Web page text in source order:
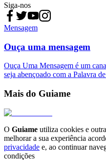
Siga-nos
Mensagem
Ouça uma mensagem
Ouça Uma Mensagem é um
seja abençoado com a Palavra
Mais do Guiame
O Guiame utiliza cookies e
melhorar a sua experiência
privacidade e, ao continuar
condições